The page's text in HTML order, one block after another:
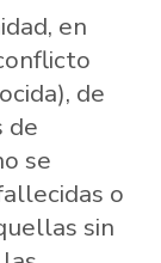
en
de
de
se
o
sin